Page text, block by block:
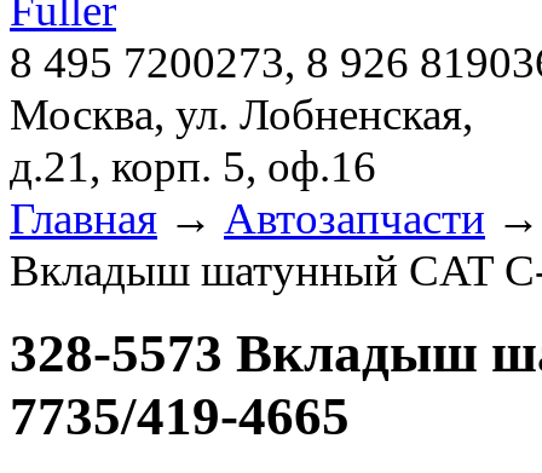
8 495 7200273, 8 926
Москва, ул. Лобненская,
д.21, корп. 5, оф.16
Главная → Автозапчасти
Вкладыш шатунный CAT
328-5573 Вкладыш
7735/419-4665